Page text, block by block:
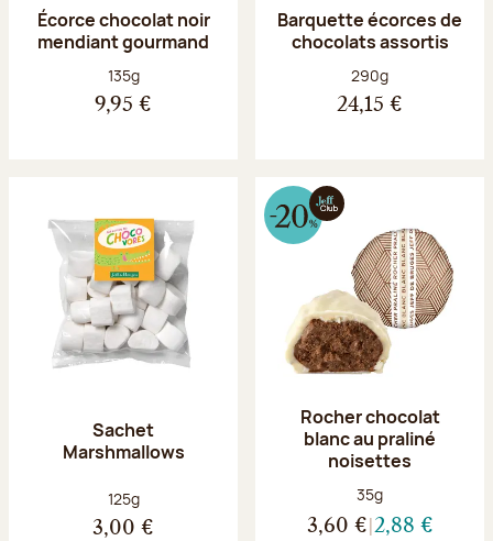
Écorce chocolat noir
mendiant gourmand
Poids net :
135g
9,95 €
Barquette écorces de
chocolats assortis
Poids net :
290g
24,15 €
Sachet
Marshmallows
Poids net :
125g
3,00 €
Rocher chocolat
blanc au praliné
noisettes
Poids net :
35g
3,60 € 2,88 €